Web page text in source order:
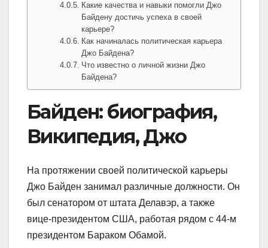
Какие качества и навыки помогли Джо
Байдену достичь успеха в своей
карьере?
Как начиналась политическая карьера
Джо Байдена?
Что известно о личной жизни Джо
Байдена?
Байден: биография,
Википедия, Джо
На протяжении своей политической карьеры
Джо Байден занимал различные должности. Он
был сенатором от штата Делавэр, а также
вице-президентом США, работая рядом с 44-м
президентом Бараком Обамой.